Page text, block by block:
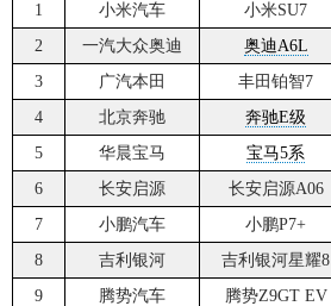
1
小米汽车 小米SU7
2
一汽大众奥迪 奥迪A6L
3
广汽本田 丰田铂智7
4
北京奔驰 奔驰E级
5
华晨宝马 宝马5系
6
长安启源 长安启源A06
7
小鹏汽车 小鹏P7+
8
吉利银河 吉利银河星耀8
9
腾势汽车 腾势Z9GT EV